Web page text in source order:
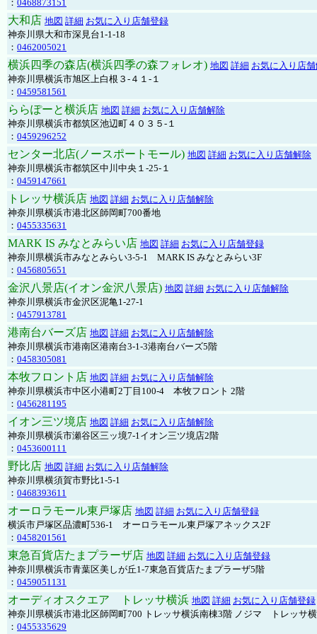
： 0468873151
大和店 地図 詳細 お気に入り店舗登録
神奈川県大和市深見台1-1-18
： 0462005021
横浜四季の森店(横浜四季の森フォレオ) 地図 詳細 お気に入り店
神奈川県横浜市旭区上白根３-４１-１
： 0459581561
ららぽーと横浜店 地図 詳細 お気に入り店舗解除
神奈川県横浜市都筑区池辺町４０３５-１
： 0459296252
センター北店(ノースポートモール) 地図 詳細 お気に入り店舗解除
神奈川県横浜市都筑区中川中央１-25-１
： 0459147661
トレッサ横浜店 地図 詳細 お気に入り店舗解除
神奈川県横浜市港北区師岡町700番地
： 0455335631
MARK IS みなとみらい店 地図 詳細 お気に入り店舗登録
神奈川県横浜市みなとみらい3-5-1 MARK IS みなとみらい3F
： 0456805651
金沢八景店(イオン金沢八景店) 地図 詳細 お気に入り店舗解除
神奈川県横浜市金沢区泥亀1-27-1
： 0457913781
港南台バーズ店 地図 詳細 お気に入り店舗解除
神奈川県横浜市港南区港南台3-1-3港南台バーズ5階
： 0458305081
本牧フロント店 地図 詳細 お気に入り店舗解除
神奈川県横浜市中区小港町2丁目100-4 本牧フロント 2階
： 0456281195
イオン三ツ境店 地図 詳細 お気に入り店舗解除
神奈川県横浜市瀬谷区三ッ境7-1イオン三ツ境店2階
： 0453600111
野比店 地図 詳細 お気に入り店舗解除
神奈川県横須賀市野比1-5-1
： 0468393611
オーロラモール東戸塚店 地図 詳細 お気に入り店舗登録
横浜市戸塚区品濃町536-1 オーロラモール東戸塚アネックス2F
： 0458201561
東急百貨店たまプラーザ店 地図 詳細 お気に入り店舗登録
神奈川県横浜市青葉区美しが丘1-7東急百貨店たまプラーザ5階
： 0459051131
オーディオスクエア トレッサ横浜 地図 詳細 お気に入り店舗登録
神奈川県横浜市港北区師岡町700 トレッサ横浜南棟3階 ノジマ トレッサ
： 0455335629